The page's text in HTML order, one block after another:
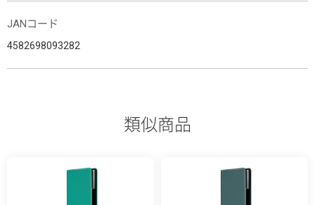
JANコード
4582698093282
類似商品